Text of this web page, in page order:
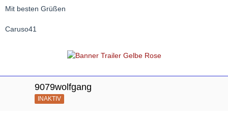
Mit besten Grüßen
Caruso41
9079wolfgang
INAKTIV